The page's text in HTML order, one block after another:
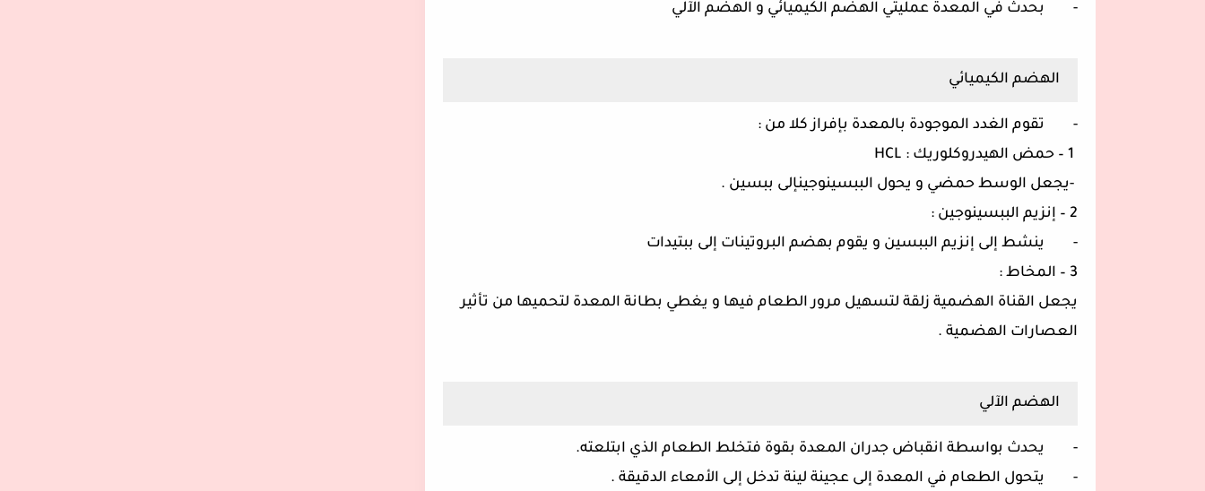
- بحدث في المعدة عمليتي الهضم الكيميائي و الهضم الآلي
الهضم الكيميائي
- تقوم الغدد الموجودة بالمعدة بإفراز كلا من :
-يجعل الوسط حمضي و يحول الببسينوجينإلى ببسين .
2 – إنزيم الببسينوجين :
- ينشط إلى إنزيم الببسين و يقوم بهضم البروتينات إلى ببتيدات
3 – المخاط :
يجعل القناة الهضمية زلقة لتسهيل مرور الطعام فيها و يغطي بطانة المعدة لتحميها من تأثير
العصارات الهضمية .
الهضم الآلي
- يحدث بواسطة انقباض جدران المعدة بقوة فتخلط الطعام الذي ابتلعته.
- يتحول الطعام في المعدة إلى عجينة لينة تدخل إلى الأمعاء الدقيقة .